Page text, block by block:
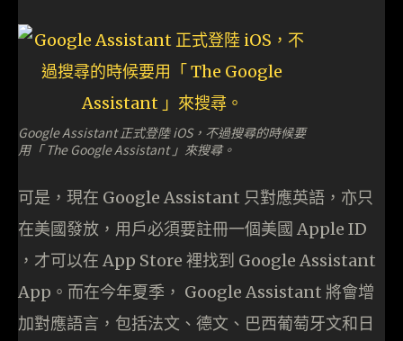
Google Assistant 正式登陸 iOS，不過搜尋的時候要
用「 The Google Assistant 」來搜尋。
可是，現在 Google Assistant 只對應英語，亦只
在美國發放，用戶必須要註冊一個美國 Apple ID
，才可以在 App Store 裡找到 Google Assistant
App。而在今年夏季， Google Assistant 將會增
加對應語言，包括法文、德文、巴西葡萄牙文和日